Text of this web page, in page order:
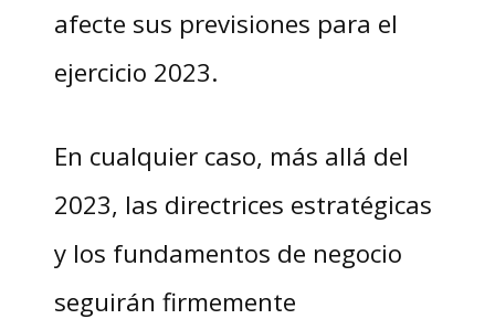
afecte sus previsiones para el
ejercicio 2023.
En cualquier caso, más allá del
2023, las directrices estratégicas
y los fundamentos de negocio
seguirán firmemente